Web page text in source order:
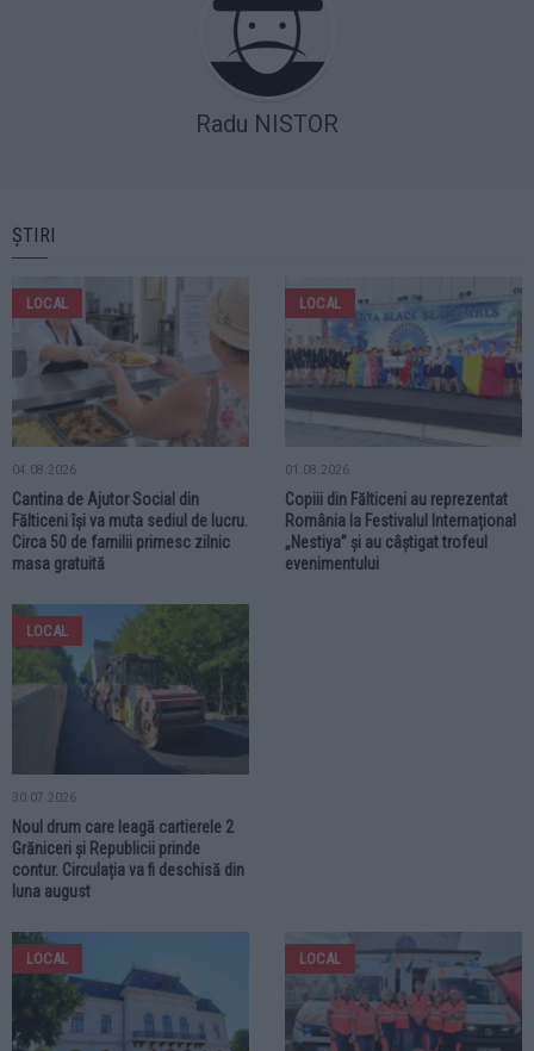
Radu NISTOR
ȘTIRI
LOCAL
04.08.2026
Cantina de Ajutor Social din
Fălticeni își va muta sediul de lucru.
Circa 50 de familii primesc zilnic
masa gratuită
LOCAL
01.08.2026
Copiii din Fălticeni au reprezentat
România la Festivalul Internațional
„Nestiya” și au câștigat trofeul
evenimentului
LOCAL
30.07.2026
Noul drum care leagă cartierele 2
Grăniceri și Republicii prinde
contur. Circulația va fi deschisă din
luna august
LOCAL LOCAL